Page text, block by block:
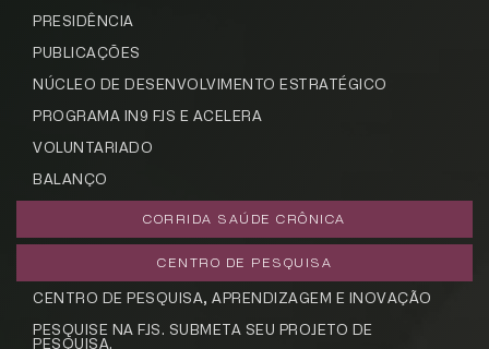
PRESIDÊNCIA
PUBLICAÇÕES
NÚCLEO DE DESENVOLVIMENTO ESTRATÉGICO
PROGRAMA IN9 FJS E ACELERA
VOLUNTARIADO
BALANÇO
CORRIDA SAÚDE CRÔNICA
CENTRO DE PESQUISA
CENTRO DE PESQUISA, APRENDIZAGEM E INOVAÇÃO
PESQUISE NA FJS. SUBMETA SEU PROJETO DE
PESQUISA.